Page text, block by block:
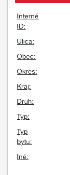
Interné
ID:
Ulica:
Obec:
Okres:
Kraj:
Druh:
Typ:
Typ
bytu:
Iné: